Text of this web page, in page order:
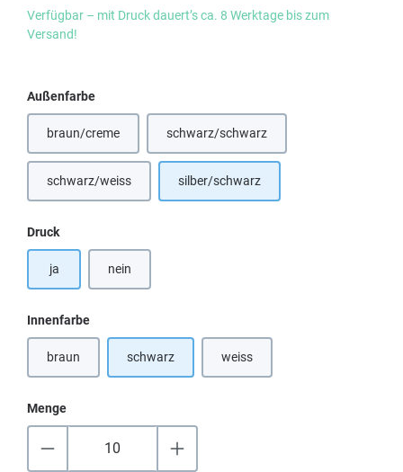
Verfügbar – mit Druck dauert’s ca. 8 Werktage bis zum
Versand!
Außenfarbeauswählen
braun/creme
(Diese Option ist zurzeit nicht verfügbar.)
schwarz/schwarz
schwarz/weiss(Diese Option ist zurzeit nicht verfügbar.)
silber/schwarz
Druckauswählen
ja nein
Innenfarbeauswählen
braun(Diese Option ist zurzeit nicht verfügbar.)
schwarz weiss(Diese Option ist zurzeit nicht
Menge